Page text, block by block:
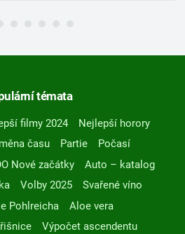
témata
filmy 2024
Nejlepší horory
času Partie
Počasí
Nové začátky
Auto – katalog
Volby 2025
Svařené víno
Pohlreicha
Aloe vera
Výpočet ascendentu